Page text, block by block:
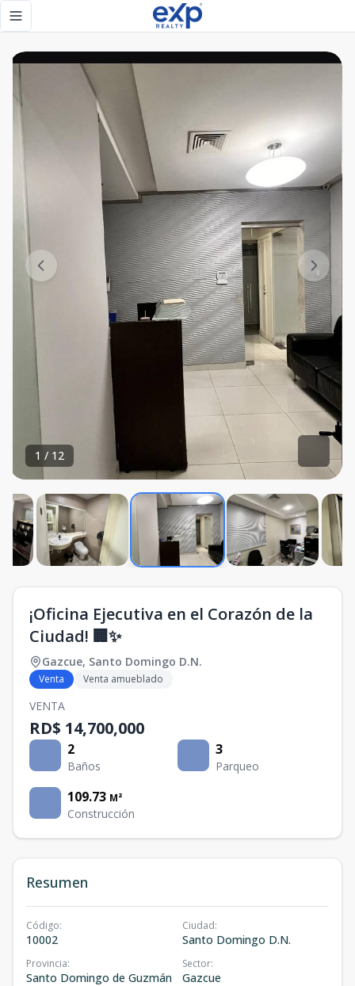
Toggle navigation menu
1 / 12
¡Oficina Ejecutiva en el Corazón de la
Ciudad! 🏢✨
Gazcue, Santo Domingo D.N.
Venta Venta amueblado
VENTA
RD$ 14,700,000
2
Baños
3
Parqueo
109.73 M²
Construcción
Resumen
Código:
10002
Ciudad:
Santo Domingo D.N.
Provincia:
Santo Domingo de Guzmán
Sector:
Gazcue
¡Oficina Ejecutiva en el Corazón de la Ciudad! 🏢✨ - eXp